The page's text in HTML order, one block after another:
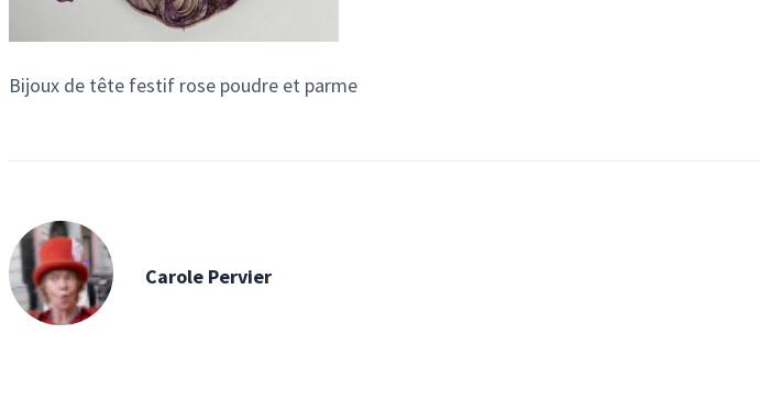
Bijoux de tête festif rose poudre et parme
Carole Pervier